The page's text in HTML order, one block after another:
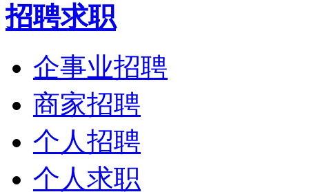
招聘求职
企事业招聘
商家招聘
个人招聘
个人求职